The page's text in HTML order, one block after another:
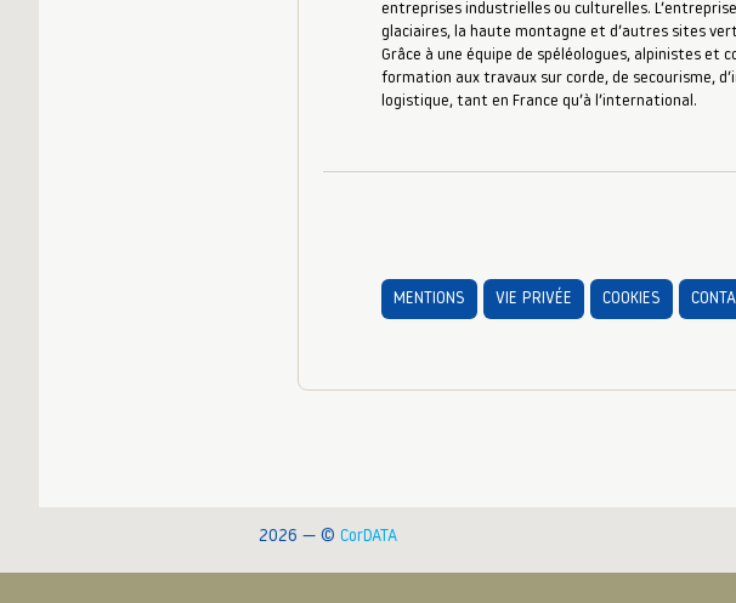
entreprises industrielles ou culturelles.
glaciaires, la haute montagne et d’autres sites
Grâce à une équipe de spéléologues, alpinistes et
formation aux travaux sur corde, de secourisme,
logistique, tant en France qu’à l’international.
MENTIONS VIE PRIVÉE COOKIES
2026 — © CorDATA